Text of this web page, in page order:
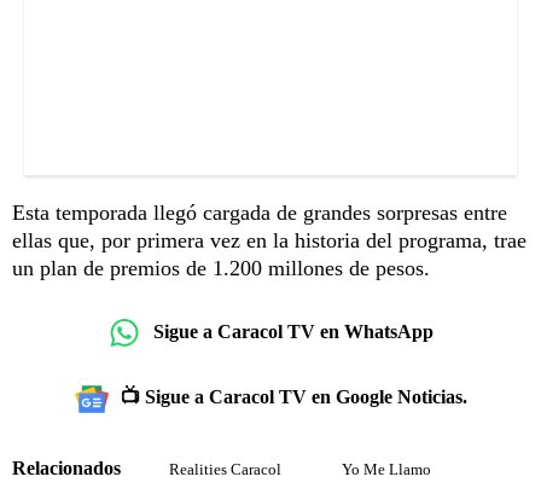
Esta temporada llegó cargada de grandes sorpresas entre
ellas que, por primera vez en la historia del programa, trae
un plan de premios de 1.200 millones de pesos.
Sigue a Caracol TV en WhatsApp
📺 Sigue a Caracol TV en Google Noticias.
Relacionados Realities Caracol Yo Me Llamo